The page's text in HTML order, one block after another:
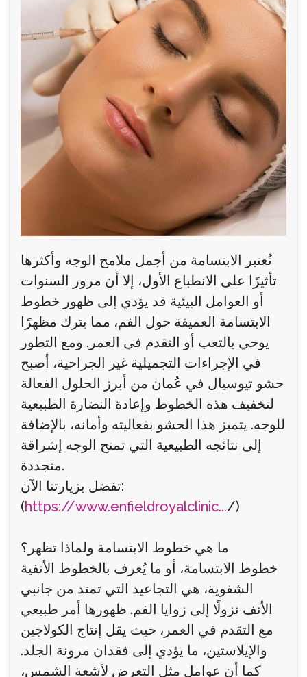
تُعتبر الابتسامة من أجمل ملامح الوجه وأكثرها
تأثيرًا على الانطباع الأول، إلا أن مرور السنوات
أو العوامل البيئية قد يؤدي إلى ظهور خطوط
الابتسامة العميقة حول الفم، مما يترك مظهرًا
يوحي بالتعب أو التقدم في العمر. ومع التطور
في الإجراءات التجميلية غير الجراحية، أصبح
حشو تيوسيال في عُمان من أبرز الحلول الفعالة
لتخفيف هذه الخطوط وإعادة النضارة الطبيعية
للوجه. يتميز هذا الحشو بفعاليته وأمانه، بالإضافة
إلى نتائجه الطبيعية التي تمنح الوجه إشراقة
متجددة.
تفضل بزيارتنا الآن:
(https://www.enfieldroyalclinic.../)
ما هي خطوط الابتسامة ولماذا تظهر؟
خطوط الابتسامة، أو ما يُعرف بالخطوط الأنفية
الشفوية، هي التجاعيد التي تمتد من جانبي
الأنف نزولًا إلى زوايا الفم. ظهورها أمر طبيعي
مع التقدم في العمر، حيث يقل إنتاج الكولاجين
والإيلاستين، ما يؤدي إلى فقدان مرونة الجلد.
كما أن عوامل مثل التعرض لأشعة الشمس،